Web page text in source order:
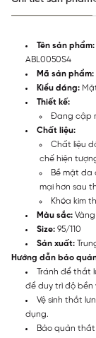
Tên sản phẩm:
ABL0050S4
Mã sản phẩm:
Kiểu dáng:
Thiết kế:
Đang cập
Chất liệu:
Chất liệu
chế hiện
Bề mặt da
mại hơn sau
Khóa kim
Màu sắc:
Size: 95/110
Sản xuất:
Hướng dẫn bảo
Tránh để thắt
để duy trì độ bền
Vệ sinh thắt
dụng.
Bảo quản thắt